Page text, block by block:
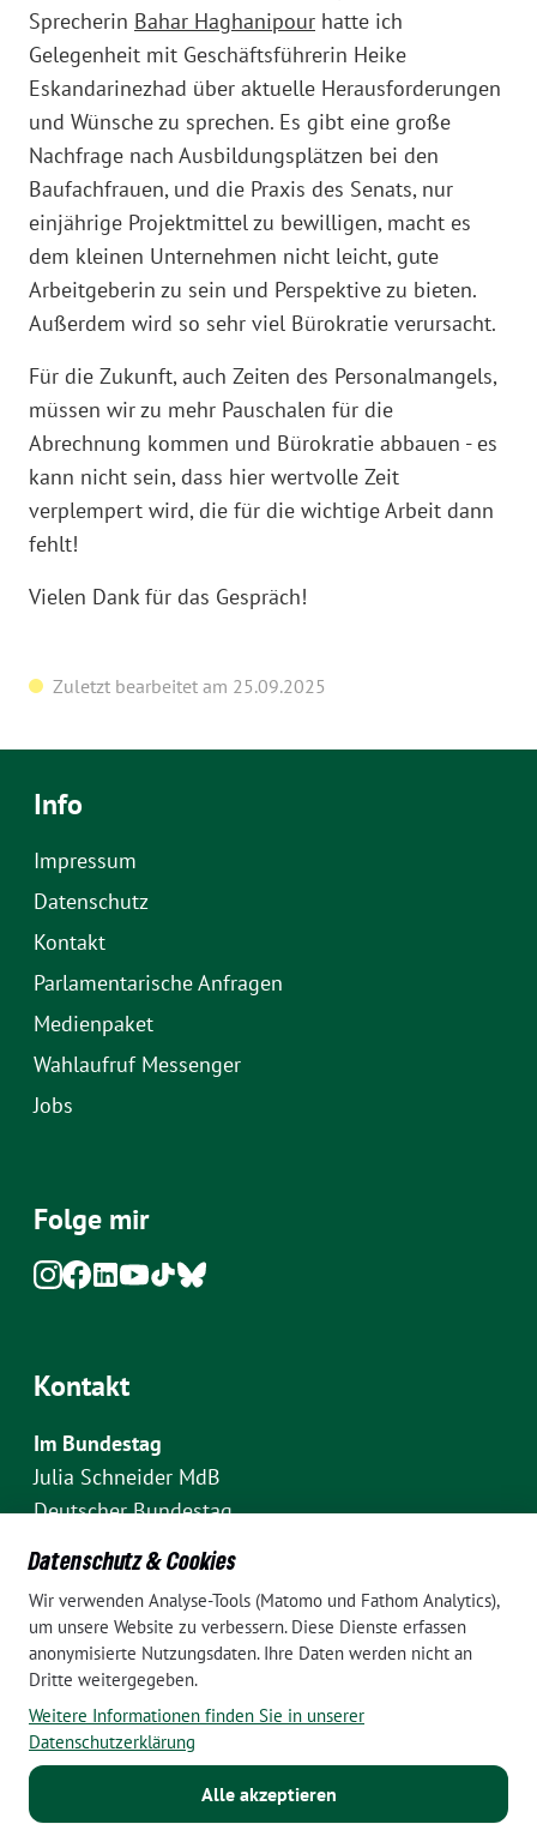
Sprecherin Bahar Haghanipour hatte ich
Gelegenheit mit Geschäftsführerin Heike
Eskandarinezhad über aktuelle Herausforderungen
und Wünsche zu sprechen. Es gibt eine große
Nachfrage nach Ausbildungsplätzen bei den
Baufachfrauen, und die Praxis des Senats, nur
einjährige Projektmittel zu bewilligen, macht es
dem kleinen Unternehmen nicht leicht, gute
Arbeitgeberin zu sein und Perspektive zu bieten.
Außerdem wird so sehr viel Bürokratie verursacht.
Für die Zukunft, auch Zeiten des Personalmangels,
müssen wir zu mehr Pauschalen für die
Abrechnung kommen und Bürokratie abbauen - es
kann nicht sein, dass hier wertvolle Zeit
verplempert wird, die für die wichtige Arbeit dann
fehlt!
Vielen Dank für das Gespräch!
Zuletzt bearbeitet am 25.09.2025
Info
Impressum
Datenschutz
Kontakt
Parlamentarische Anfragen
Medienpaket
Wahlaufruf Messenger
Jobs
Folge mir
Kontakt
Im Bundestag
Julia Schneider MdB
Deutscher Bundestag
Fraktion Bündnis 90/Die Grünen
Platz der Republik 1
D-10111 Berlin
E-Mail: julia.schneider(at)bundestag.de
Telefon: +49 30 227 70907
Im Wahlkreis Pankow
Wahlkreisbüro Julia Schneider
Datenschutz & Cookies
Wir verwenden Analyse-Tools (Matomo und Fathom Analytics),
um unsere Website zu verbessern. Diese Dienste erfassen
anonymisierte Nutzungsdaten. Ihre Daten werden nicht an
Dritte weitergegeben.
Weitere Informationen finden Sie in unserer
Datenschutzerklärung
Alle akzeptieren